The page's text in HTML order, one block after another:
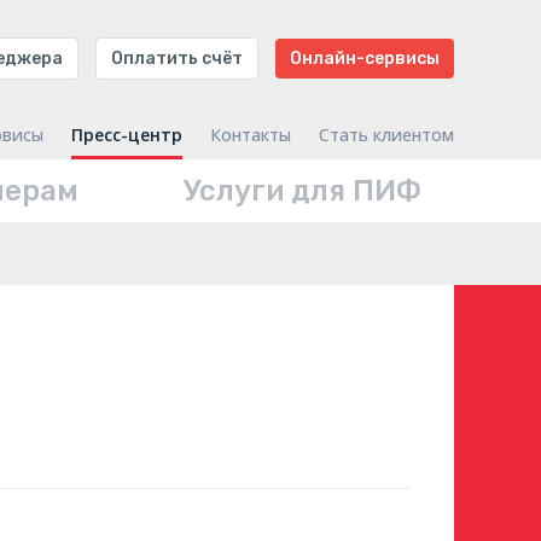
Оплатить счёт Онлайн-сервисы
Пресс-центр Контакты Стать клиентом
Услуги для ПИФ